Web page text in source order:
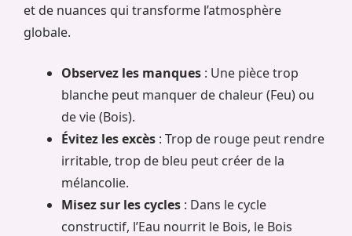
et de nuances qui transforme l’atmosphère
globale.
Observez les manques : Une pièce trop
blanche peut manquer de chaleur (Feu) ou
de vie (Bois).
Évitez les excès : Trop de rouge peut rendre
irritable, trop de bleu peut créer de la
mélancolie.
Misez sur les cycles : Dans le cycle
constructif, l’Eau nourrit le Bois, le Bois